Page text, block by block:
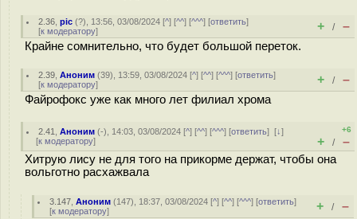
2.36 ,pic (?), 13:56, 03/08/2024 [^] [^^] [^^^] [ответить]
[к модератору] + / –
Крайне сомнительно, что будет большой переток.
2.39 ,Аноним (39), 13:59, 03/08/2024 [^] [^^] [^^^] [ответить]
[к модератору] + / –
Файрофокс уже как много лет филиал хрома
2.41 ,Аноним (-), 14:03, 03/08/2024 [^] [^^] [^^^] [ответить][↓]
[к модератору]
+6
+ / –
Хитрую лису не для того на прикорме держат, чтобы она
вольготно расхажвала
3.147 ,Аноним (147), 18:37, 03/08/2024 [^] [^^] [^^^] [ответить]
[к модератору] + / –